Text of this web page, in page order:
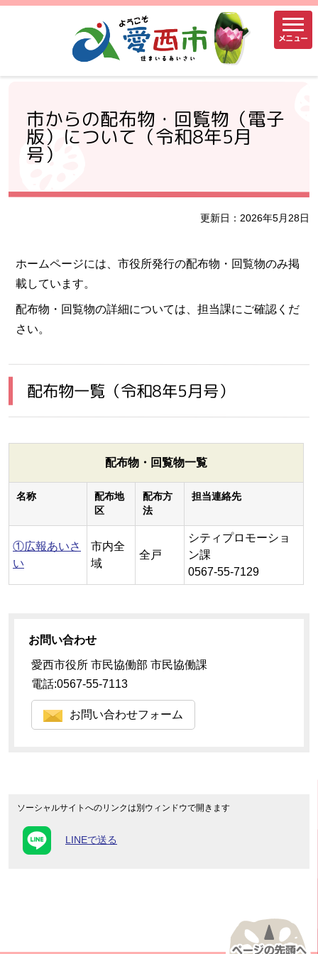
メニュー
市からの配布物・回覧物（電子
版）について（令和8年5月
号）
更新日：2026年5月28日
ホームページには、市役所発行の配布物・回覧物のみ掲
載しています。
配布物・回覧物の詳細については、担当課にご確認くだ
さい。
配布物一覧（令和8年5月号）
配布物・回覧物一覧
名称
配布地
区
配布方
法
担当連絡先
①広報あいさ
い
市内全
域
全戸
シティプロモーショ
ン課
0567-55-7129
お問い合わせ
愛西市役所 市民協働部 市民協働課
電話:0567-55-7113
お問い合わせフォーム
ソーシャルサイトへのリンクは別ウィンドウで開きます
LINEで送る